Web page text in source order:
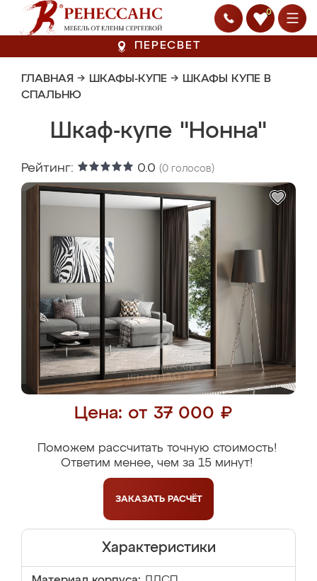
0
ПЕРЕСВЕТ
ГЛАВНАЯ → ШКАФЫ-КУПЕ → ШКАФЫ КУПЕ В
СПАЛЬНЮ
Шкаф-купе "Нонна"
Рейтинг: 0.0 (0 голосов)
Цена: от 37 000 ₽
Поможем рассчитать точную стоимость!
Ответим менее, чем за 15 минут!
ЗАКАЗАТЬ РАСЧЁТ
Характеристики